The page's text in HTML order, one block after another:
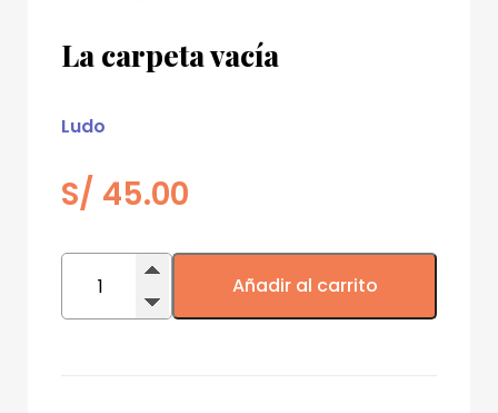
La carpeta vacía
Ludo
S/ 45.00
La
carpeta
vacía
cantidad
Añadir al carrito